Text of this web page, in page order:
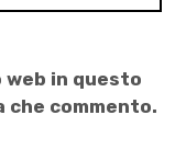
web in questo
che commento.